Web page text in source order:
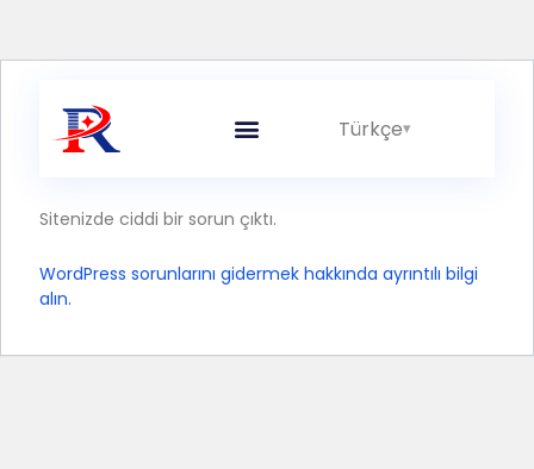
Türkçe
Sitenizde ciddi bir sorun çıktı.
WordPress sorunlarını gidermek hakkında ayrıntılı bilgi
alın.